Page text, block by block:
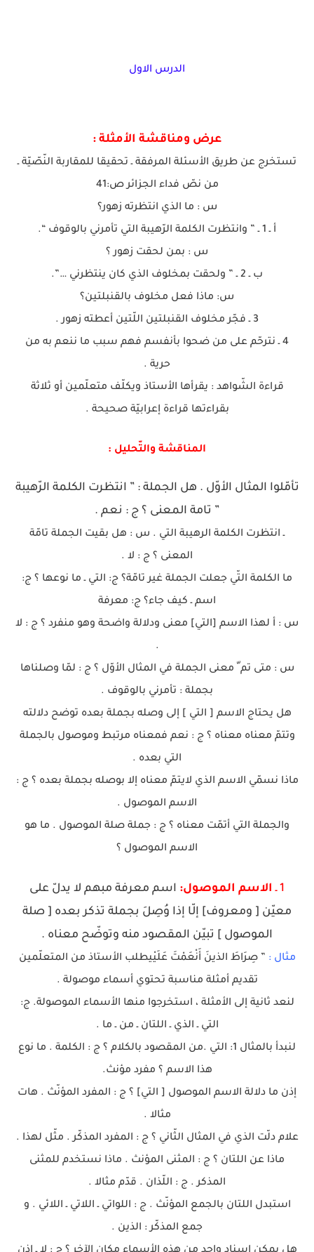
الدرس الاول
عرض ومناقشة الأمثلة :
تستخرج عن طريق الأسئلة المرفقة ـ تحقيقا للمقاربة النّصّيّة ـ
من نصّ فداء الجزائر ص:41
س : ما الذي انتظرته زهور؟
أ ـ 1 ـ ” وانتظرت الكلمة الرّهيبة التي تأمرني بالوقوف “.
س : بمن لحقت زهور ؟
ب ـ 2 ـ ” ولحقت بمخلوف الذي كان ينتظرني …”.
س: ماذا فعل مخلوف بالقنبلتين؟
3 ـ فجّر مخلوف القنبلتين اللّتين أعطته زهور .
4 ـ نترحّم على من ضحوا بأنفسم فهم سبب ما ننعم به من
حرية .
قراءة الشّواهد : يقرأها الأستاذ ويكلّف متعلّمين أو ثلاثة
بقراءتها قراءة إعرابيّة صحيحة .
المناقشة والتّحليل :
تأمّلوا المثال الأوّل . هل الجملة : ” انتظرت الكلمة الرّهيبة
” تامة المعنى ؟ ج : نعم .
ـ انتظرت الكلمة الرهيبة التي . س : هل بقيت الجملة تامّة
المعنى ؟ ج : لا .
ما الكلمة التّي جعلت الجملة غير تامّة؟ ج: التي ـ ما نوعها ؟ ج:
اسم ـ كيف جاء؟ ج: معرفة
س : أ لهذا الاسم [التي] معنى ودلالة واضحة وهو منفرد ؟ ج : لا
.
س : متى تم ّ معنى الجملة في المثال الأوّل ؟ ج : لمّا وصلناها
بجملة : تأمرني بالوقوف .
هل يحتاج الاسم [ التي ] إلى وصله بجملة بعده توضح دلالته
وتتمّ معناه معناه ؟ ج : نعم فمعناه مرتبط وموصول بالجملة
التي بعده .
ماذا نسمّي الاسم الذي لايتمّ معناه إلا بوصله بجملة بعده ؟ ج :
الاسم الموصول .
والجملة التي أتمّت معناه ؟ ج : جملة صلة الموصول . ما هو
الاسم الموصول ؟
1 ـ الاسم الموصول: اسم معرفة مبهم لا يدلّ على
معيّن [ ومعروف] إلّا إذا وُصِلَ بجملة تذكر بعده [ صلة
الموصول ] تبيّن المقصود منه وتوضّح معناه .
مثال : ” صِرَاطَ الذينَ أَنْعَمْتَ عَلَيْيطلب الأستاذ من المتعلّمين
تقديم أمثلة مناسبة تحتوي أسماء موصولة .
لنعد ثانية إلى الأمثلة ، استخرجوا منها الأسماء الموصولة. ج:
التي ـ الذي ـ اللتان ـ من ـ ما .
لنبدأ بالمثال 1: التي .من المقصود بالكلام ؟ ج : الكلمة . ما نوع
هذا الاسم ؟ مفرد مؤنث.
إذن ما دلالة الاسم الموصول [ التي] ؟ ج : المفرد المؤنّث . هات
مثالا .
علام دلّت الذي في المثال الثّاني ؟ ج : المفرد المذكّر . مثّل لهذا .
ماذا عن اللتان ؟ ج : المثنى المؤنث . ماذا نستخدم للمثنى
المذكر . ج : اللّذان . قدّم مثالا .
استبدل اللتان بالجمع المؤنّث . ج : اللواتي ـ اللاتي ـ اللائي . و
جمع المذكّر : الذين .